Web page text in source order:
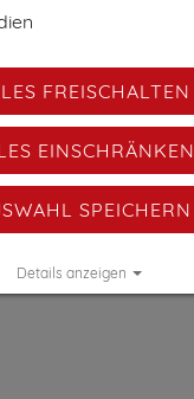
Zum Anbieter
FREISCHALTEN
EINSCHRÄNKEN
SPEICHERN
Details anzeigen